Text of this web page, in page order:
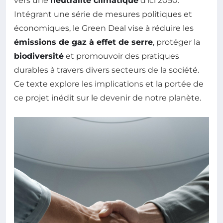
Intégrant une série de mesures politiques et
économiques, le Green Deal vise à réduire les
émissions de gaz à effet de serre, protéger la
biodiversité et promouvoir des pratiques
durables à travers divers secteurs de la société.
Ce texte explore les implications et la portée de
ce projet inédit sur le devenir de notre planète.